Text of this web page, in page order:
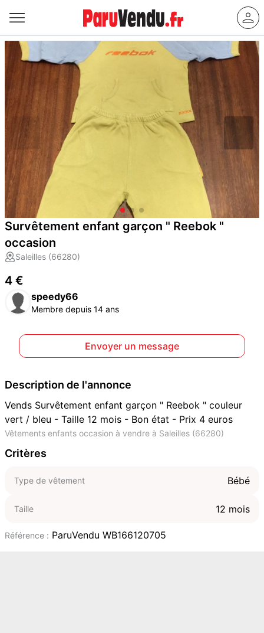
Survêtement enfant garçon " Reebok "
occasion
Saleilles (66280)
4 €
speedy66
Membre depuis 14 ans
Envoyer un message
Description de l'annonce
Vends Survêtement enfant garçon " Reebok " couleur
vert / bleu - Taille 12 mois - Bon état - Prix 4 euros
Vêtements enfants occasion à vendre à Saleilles (66280)
Critères
Type de vêtement Bébé
Taille 12 mois
Référence : ParuVendu WB166120705